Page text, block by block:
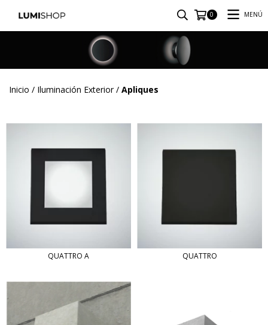
0 MENÚ
Inicio / Iluminación Exterior / Apliques
QUATTRO A QUATTRO